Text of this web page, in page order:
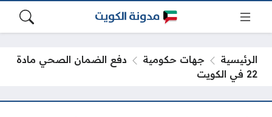
الرئيسية جهات حكومية
دفع الضمان الصحي مادة
22 في الكويت